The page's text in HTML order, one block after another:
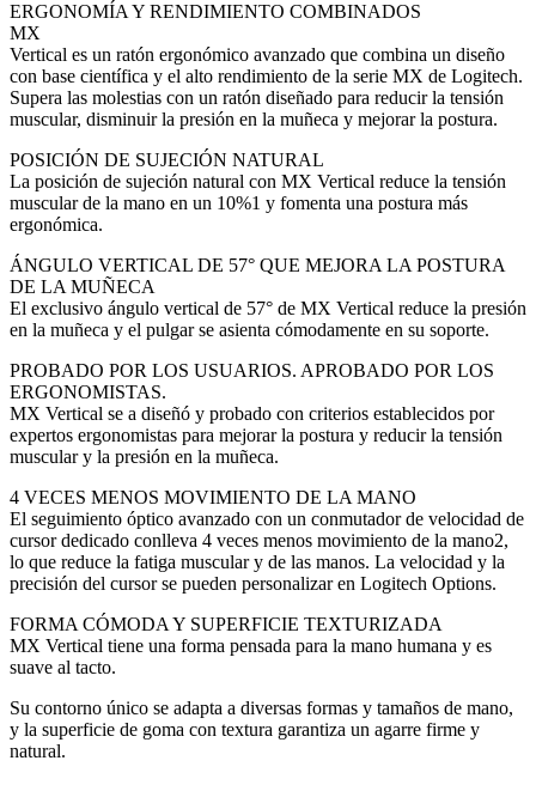
ERGONOMÍA Y RENDIMIENTO COMBINADOS
MX
Vertical es un ratón ergonómico avanzado que combina un diseño
con base científica y el alto rendimiento de la serie MX de Logitech.
Supera las molestias con un ratón diseñado para reducir la tensión
muscular, disminuir la presión en la muñeca y mejorar la postura.
POSICIÓN DE SUJECIÓN NATURAL
La posición de sujeción natural con MX Vertical reduce la tensión
muscular de la mano en un 10%1 y fomenta una postura más
ergonómica.
ÁNGULO VERTICAL DE 57° QUE MEJORA LA POSTURA
DE LA MUÑECA
El exclusivo ángulo vertical de 57° de MX Vertical reduce la presión
en la muñeca y el pulgar se asienta cómodamente en su soporte.
PROBADO POR LOS USUARIOS. APROBADO POR LOS
ERGONOMISTAS.
MX Vertical se a diseñó y probado con criterios establecidos por
expertos ergonomistas para mejorar la postura y reducir la tensión
muscular y la presión en la muñeca.
4 VECES MENOS MOVIMIENTO DE LA MANO
El seguimiento óptico avanzado con un conmutador de velocidad de
cursor dedicado conlleva 4 veces menos movimiento de la mano2,
lo que reduce la fatiga muscular y de las manos. La velocidad y la
precisión del cursor se pueden personalizar en Logitech Options.
FORMA CÓMODA Y SUPERFICIE TEXTURIZADA
MX Vertical tiene una forma pensada para la mano humana y es
suave al tacto.
Su contorno único se adapta a diversas formas y tamaños de mano,
y la superficie de goma con textura garantiza un agarre firme y
natural.